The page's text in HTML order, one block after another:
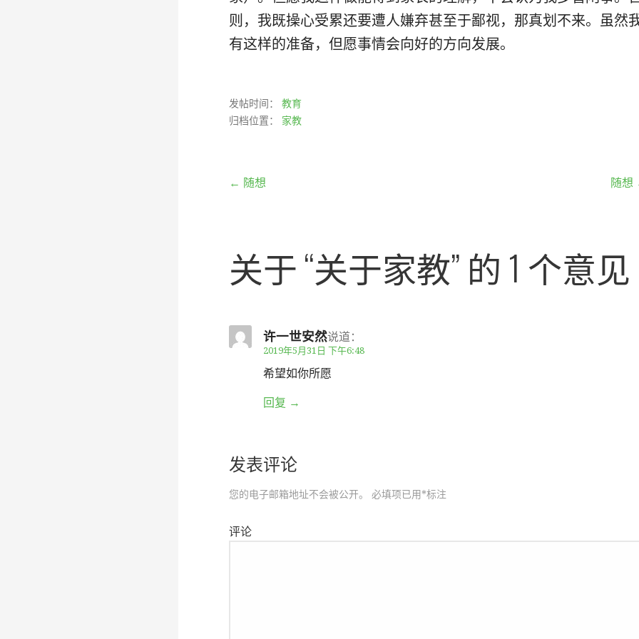
则，我既操心受累还要遭人嫌弃甚至于鄙视，那真划不来。虽然
有这样的准备，但愿事情会向好的方向发展。
发帖时间： 教育
归档位置： 家教
← 随想 随
关于“关于家教” 的 1 个意见
许一世安然说道：
2019年5月31日 下午6:48
希望如你所愿
回复
发表评论
您的电子邮箱地址不会被公开。 必填项已用*标注
评论